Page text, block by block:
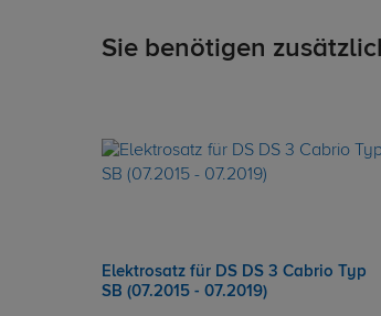
Sie benötigen
Elektrosatz für DS DS 3 Cabrio Typ
SB (07.2015 - 07.2019)